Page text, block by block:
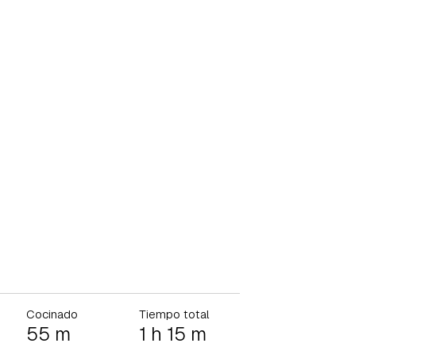
Cocinado
55 m
Tiempo total
1 h 15 m